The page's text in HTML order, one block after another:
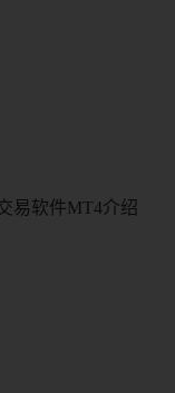
易软件MT4介绍